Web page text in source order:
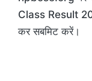
Class Result
कर सबमिट करें।